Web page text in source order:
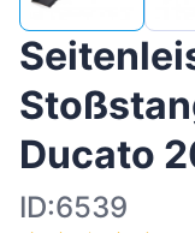
Ducato
ID:6539